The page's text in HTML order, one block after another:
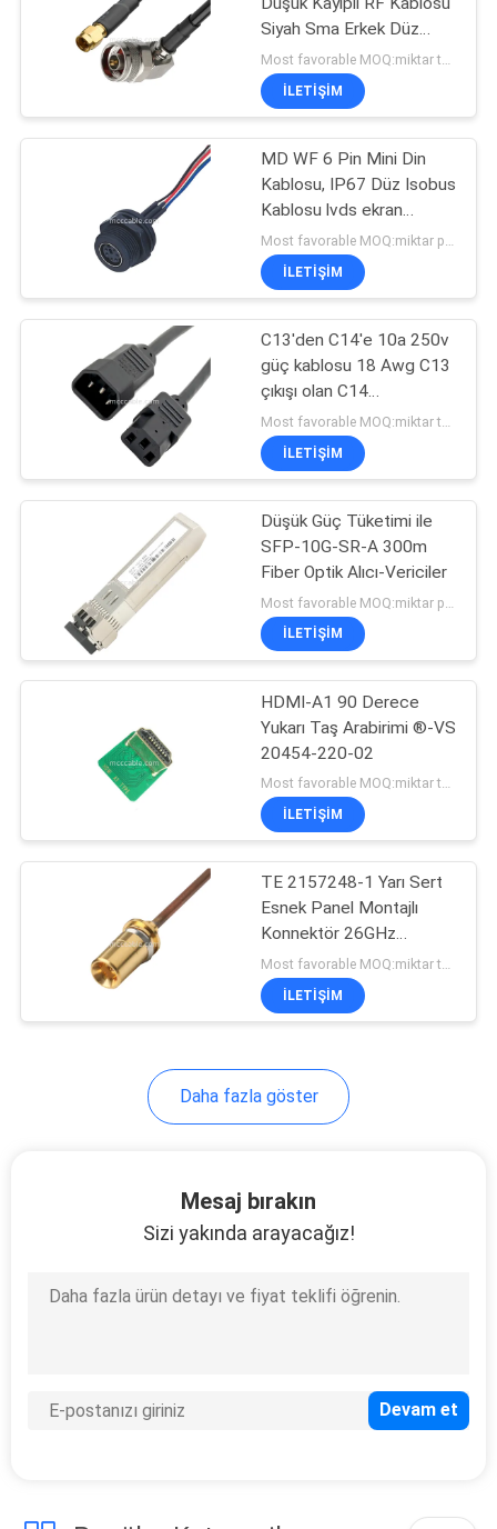
HARITASI
GIZLILIK
POLITIKASI
Thunderbolt 4
Kabloları
26
Özel kablo demeti
165
JST Kablo Demeti
Molex Kablo Montajı
Yüksek Hızlı Usb
Siyah Sma Erkek Düz
Plug To N Erkek Plug Sağ
Köşeli Plug
Most favorable MOQ:miktar tartışılabilir
İLETIŞIM
MD WF 6 Pin Mini Din
Kablosu, IP67 Düz Isobus
Kablosu lvds ekran
konektörü
İLETIŞIM
C13'den C14'e 10a 250v
güç kablosu 18 Awg C13
çıkışı olan C14
eşleşmeleri
İLETIŞIM
Düşük Güç Tüketimi ile
SFP-10G-SR-A 300m
Fiber Optik Alıcı-Vericiler
İLETIŞIM
HDMI-A1 90 Derece
Yukarı Taş Arabirimi ®-VS
20454-220-02
Most favorable MOQ:miktar tartışılabilir
İLETIŞIM
TE 2157248-1 Yarı Sert
Esnek Panel Montajlı
Konnektör 26GHz
Çalışma Frekansı
Most favorable MOQ:miktar tartışılabilir
İLETIŞIM
Daha fazla göster
Mesaj bırakın
Sizi yakında arayacağız!